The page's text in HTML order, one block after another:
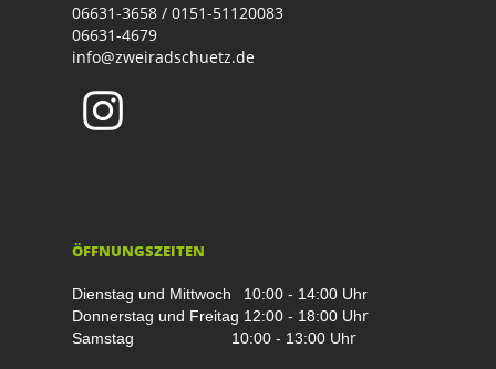
06631-3658 / 0151-51120083
06631-4679
info@zweiradschuetz.de
ÖFFNUNGSZEITEN
Dienstag und Mittwoch
10:00 - 14:00 Uhr
Donnerstag und Freitag 12:00 - 18:00 Uhr
Samstag 10:00 - 13:00 Uhr